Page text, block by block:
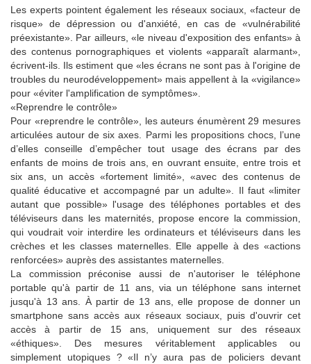
Les experts pointent également les réseaux sociaux, «facteur de
risque» de dépression ou d'anxiété, en cas de «vulnérabilité
préexistante». Par ailleurs, «le niveau d'exposition des enfants» à
des contenus pornographiques et violents «apparaît alarmant»,
écrivent-ils. Ils estiment que «les écrans ne sont pas à l'origine de
troubles du neurodéveloppement» mais appellent à la «vigilance»
pour «éviter l'amplification de symptômes».
«Reprendre le contrôle»
Pour «reprendre le contrôle», les auteurs énumèrent 29 mesures
articulées autour de six axes. Parmi les propositions chocs, l’une
d’elles conseille d’empêcher tout usage des écrans par des
enfants de moins de trois ans, en ouvrant ensuite, entre trois et
six ans, un accès «fortement limité», «avec des contenus de
qualité éducative et accompagné par un adulte». Il faut «limiter
autant que possible» l'usage des téléphones portables et des
téléviseurs dans les maternités, propose encore la commission,
qui voudrait voir interdire les ordinateurs et téléviseurs dans les
crèches et les classes maternelles. Elle appelle à des «actions
renforcées» auprès des assistantes maternelles.
La commission préconise aussi de n'autoriser le téléphone
portable qu'à partir de 11 ans, via un téléphone sans internet
jusqu'à 13 ans. À partir de 13 ans, elle propose de donner un
smartphone sans accès aux réseaux sociaux, puis d'ouvrir cet
accès à partir de 15 ans, uniquement sur des réseaux
«éthiques». Des mesures véritablement applicables ou
simplement utopiques ? «Il n’y aura pas de policiers devant